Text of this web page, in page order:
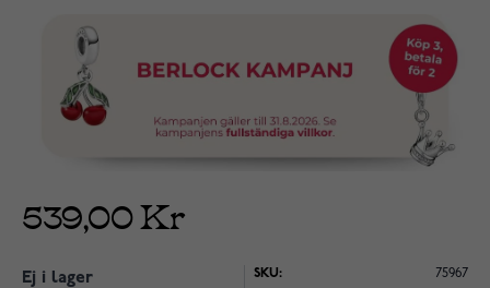
539,00 Kr
Ej i lager SKU: 75967